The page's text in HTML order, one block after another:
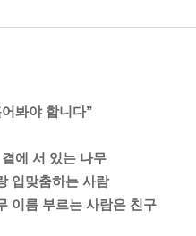
봐야 합니다”
에 서 있는 나무
입맞춤하는 사람
이름 부르는 사람은 친구